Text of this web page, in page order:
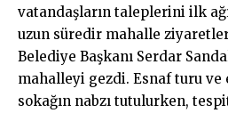
vatandaşların taleplerini ilk
uzun süredir mahalle
Belediye Başkanı Serdar
mahalleyi gezdi. Esnaf turu
sokağın nabzı tutulurken,